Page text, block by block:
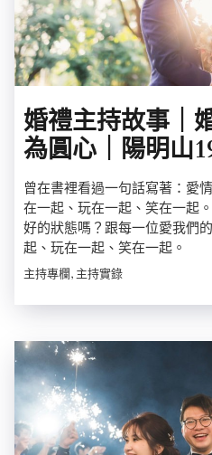
婚禮主持故事｜
為圓心｜陽明山
曾在書裡看過一句話寫著：愛
在一起、玩在一起、笑在一起
好的狀態嗎？跟每一位愛我們
起、玩在一起、笑在一起。
主持專欄, 主持實錄